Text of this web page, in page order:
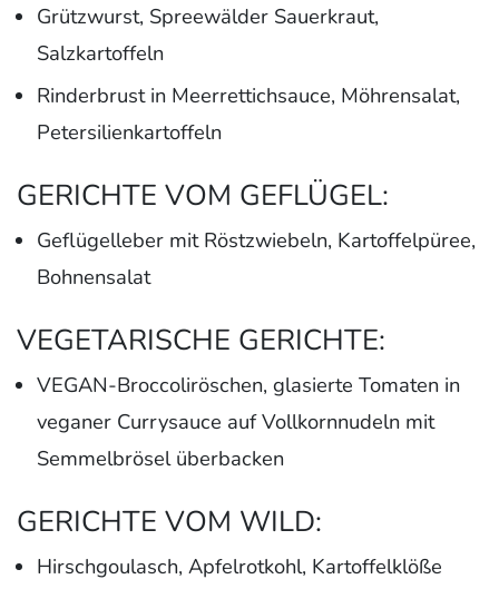
Grützwurst, Spreewälder Sauerkraut,
Salzkartoffeln
Rinderbrust in Meerrettichsauce, Möhrensalat,
Petersilienkartoffeln
GERICHTE VOM GEFLÜGEL:
Geflügelleber mit Röstzwiebeln, Kartoffelpüree,
Bohnensalat
VEGETARISCHE GERICHTE:
VEGAN-Broccoliröschen, glasierte Tomaten in
veganer Currysauce auf Vollkornnudeln mit
Semmelbrösel überbacken
GERICHTE VOM WILD:
Hirschgoulasch, Apfelrotkohl, Kartoffelklöße